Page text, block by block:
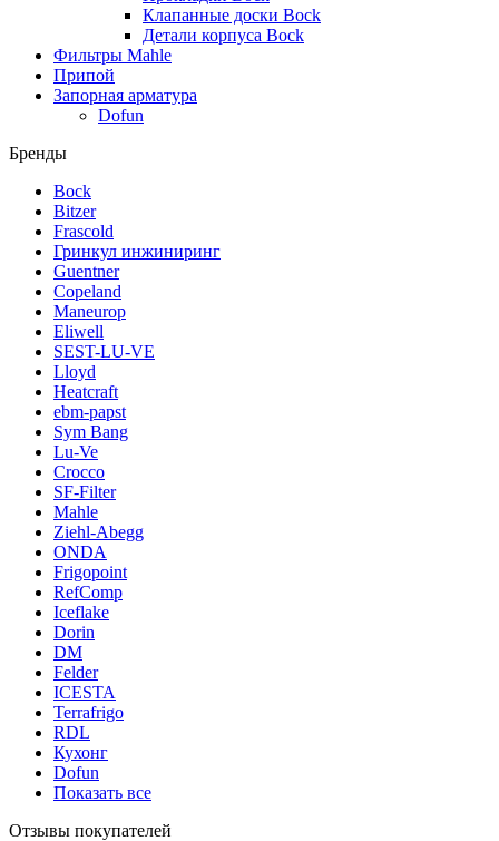
Клапанные доски Bock
Детали корпуса Bock
Фильтры Mahle
Припой
Запорная арматура
Dofun
Бренды
Bock
Bitzer
Frascold
Гринкул инжиниринг
Guentner
Copeland
Maneurop
Eliwell
SEST-LU-VE
Lloyd
Heatcraft
ebm-papst
Sym Bang
Lu-Ve
Crocco
SF-Filter
Mahle
Ziehl-Abegg
ONDA
Frigopoint
RefComp
Iceflake
Dorin
DM
Felder
ICESTA
Terrafrigo
RDL
Кухонг
Dofun
Показать все
Отзывы покупателей